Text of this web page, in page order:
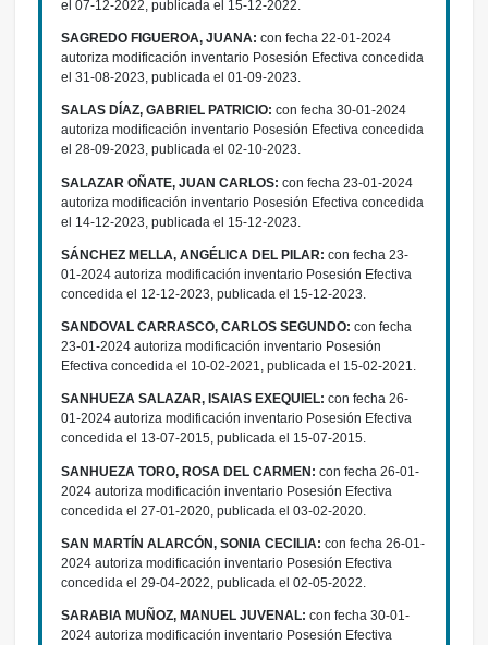
el 07-12-2022, publicada el 15-12-2022.
SAGREDO FIGUEROA, JUANA: con fecha 22-01-2024
autoriza modificación inventario Posesión Efectiva concedida
el 31-08-2023, publicada el 01-09-2023.
SALAS DÍAZ, GABRIEL PATRICIO: con fecha 30-01-2024
autoriza modificación inventario Posesión Efectiva concedida
el 28-09-2023, publicada el 02-10-2023.
SALAZAR OÑATE, JUAN CARLOS: con fecha 23-01-2024
autoriza modificación inventario Posesión Efectiva concedida
el 14-12-2023, publicada el 15-12-2023.
SÁNCHEZ MELLA, ANGÉLICA DEL PILAR: con fecha 23-
01-2024 autoriza modificación inventario Posesión Efectiva
concedida el 12-12-2023, publicada el 15-12-2023.
SANDOVAL CARRASCO, CARLOS SEGUNDO: con fecha
23-01-2024 autoriza modificación inventario Posesión
Efectiva concedida el 10-02-2021, publicada el 15-02-2021.
SANHUEZA SALAZAR, ISAIAS EXEQUIEL: con fecha 26-
01-2024 autoriza modificación inventario Posesión Efectiva
concedida el 13-07-2015, publicada el 15-07-2015.
SANHUEZA TORO, ROSA DEL CARMEN: con fecha 26-01-
2024 autoriza modificación inventario Posesión Efectiva
concedida el 27-01-2020, publicada el 03-02-2020.
SAN MARTÍN ALARCÓN, SONIA CECILIA: con fecha 26-01-
2024 autoriza modificación inventario Posesión Efectiva
concedida el 29-04-2022, publicada el 02-05-2022.
SARABIA MUÑOZ, MANUEL JUVENAL: con fecha 30-01-
2024 autoriza modificación inventario Posesión Efectiva